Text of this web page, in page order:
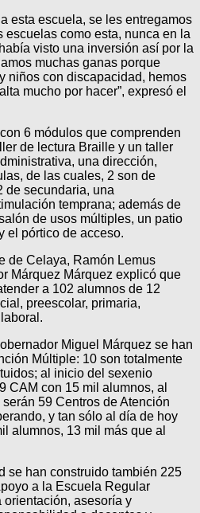
esta escuela, se les entregamos
escuelas como esta, nunca en la
visto una inversión así por la
muchas ganas porque
niños con discapacidad, hemos
mucho por hacer”, expresó el
6 módulos que comprenden
de lectura Braille y un taller
una dirección,
de las cuales, 2 son de
de secundaria, una
temprana; además de
de usos múltiples, un patio
el pórtico de acceso.
de Celaya, Ramón Lemus
Márquez Márquez explicó que
a 102 alumnos de 12
preescolar, primaria,
Miguel Márquez se han
Múltiple: 10 son totalmente
al inicio del sexenio
CAM con 15 mil alumnos, al
59 Centros de Atención
y tan sólo al día de hoy
alumnos, 13 mil más que al
se han construido también 225
a la Escuela Regular
asesoría y